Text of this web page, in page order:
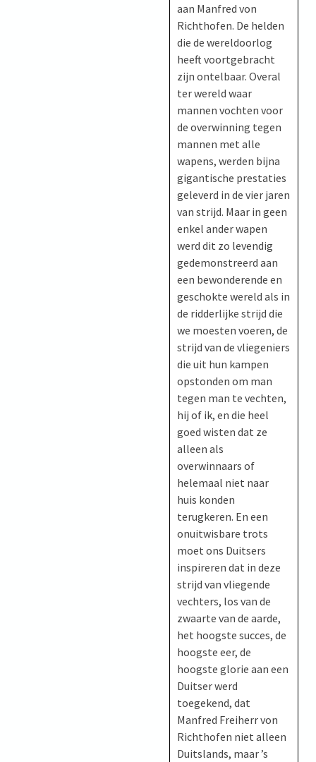
aan Manfred von
Richthofen. De helden
die de wereldoorlog
heeft voortgebracht
zijn ontelbaar. Overal
ter wereld waar
mannen vochten voor
de overwinning tegen
mannen met alle
wapens, werden bijna
gigantische prestaties
geleverd in de vier jaren
van strijd. Maar in geen
enkel ander wapen
werd dit zo levendig
gedemonstreerd aan
een bewonderende en
geschokte wereld als in
de ridderlijke strijd die
we moesten voeren, de
strijd van de vliegeniers
die uit hun kampen
opstonden om man
tegen man te vechten,
hij of ik, en die heel
goed wisten dat ze
alleen als
overwinnaars of
helemaal niet naar
huis konden
terugkeren. En een
onuitwisbare trots
moet ons Duitsers
inspireren dat in deze
strijd van vliegende
vechters, los van de
zwaarte van de aarde,
het hoogste succes, de
hoogste eer, de
hoogste glorie aan een
Duitser werd
toegekend, dat
Manfred Freiherr von
Richthofen niet alleen
Duitslands, maar ’s